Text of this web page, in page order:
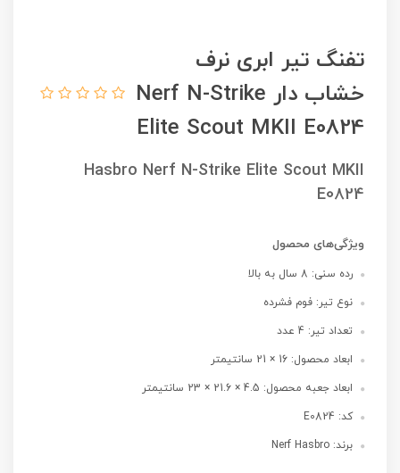
تفنگ تیر ابری نرف
خشاب دار Nerf N-Strike
Elite Scout MKII E0824
Hasbro Nerf N-Strike Elite Scout MKII
E0824
ویژگی‌های محصول
رده سنی: 8 سال به بالا
نوع تیر: فوم فشرده
تعداد تیر: 4 عدد
ابعاد محصول: 16 × 21 سانتیمتر
ابعاد جعبه محصول: 4.5 × 21.6 × 23 سانتیمتر
کد: E0824
برند: Nerf Hasbro